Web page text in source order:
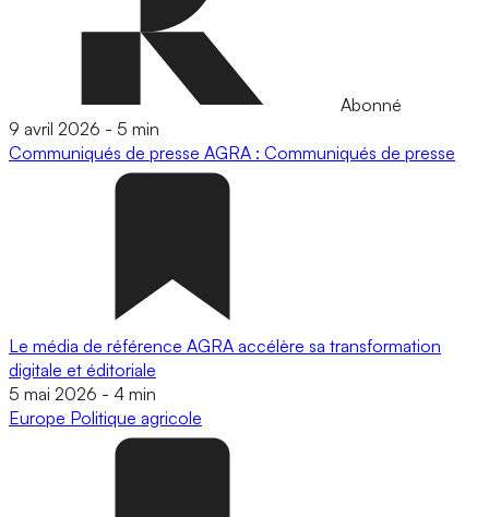
Abonné
9 avril 2026 - 5 min
Communiqués de presse AGRA : Communiqués de presse
Le média de référence AGRA accélère sa transformation
digitale et éditoriale
5 mai 2026 - 4 min
Europe Politique agricole